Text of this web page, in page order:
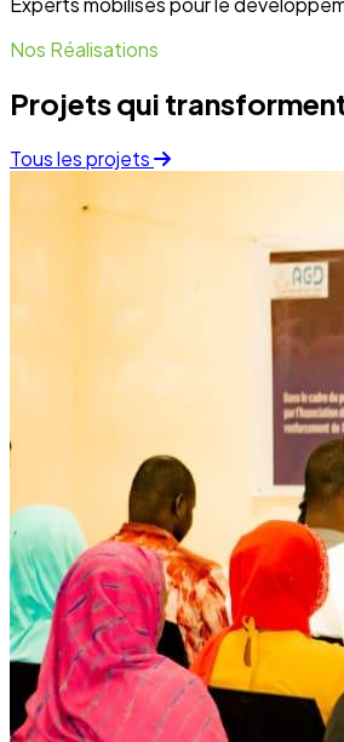
Développent
Ateliers communautaires
Lire la suite